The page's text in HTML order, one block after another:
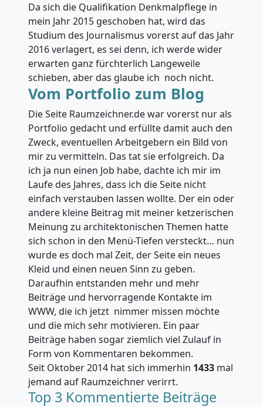
Da sich die Qualifikation Denkmalpflege in
mein Jahr 2015 geschoben hat, wird das
Studium des Journalismus vorerst auf das Jahr
2016 verlagert, es sei denn, ich werde wider
erwarten ganz fürchterlich Langeweile
schieben, aber das glaube ich noch nicht.
Vom Portfolio zum Blog
Die Seite Raumzeichner.de war vorerst nur als
Portfolio gedacht und erfüllte damit auch den
Zweck, eventuellen Arbeitgebern ein Bild von
mir zu vermitteln. Das tat sie erfolgreich. Da
ich ja nun einen Job habe, dachte ich mir im
Laufe des Jahres, dass ich die Seite nicht
einfach verstauben lassen wollte. Der ein oder
andere kleine Beitrag mit meiner ketzerischen
Meinung zu architektonischen Themen hatte
sich schon in den Menü-Tiefen versteckt… nun
wurde es doch mal Zeit, der Seite ein neues
Kleid und einen neuen Sinn zu geben.
Daraufhin entstanden mehr und mehr
Beiträge und hervorragende Kontakte im
WWW, die ich jetzt nimmer missen möchte
und die mich sehr motivieren. Ein paar
Beiträge haben sogar ziemlich viel Zulauf in
Form von Kommentaren bekommen.
Seit Oktober 2014 hat sich immerhin 1433 mal
jemand auf Raumzeichner verirrt.
Top 3 Kommentierte Beiträge